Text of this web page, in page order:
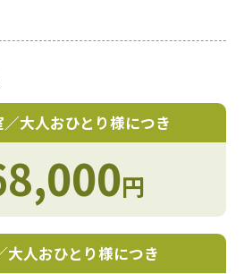
大人おひとり様につき
円
大人おひとり様につき